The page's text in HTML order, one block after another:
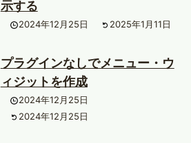
示する
2024年12月25日 2025年1月11日
プラグインなしでメニュー・ウ
ィジットを作成
2024年12月25日
2024年12月25日